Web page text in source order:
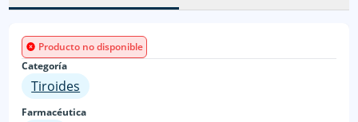
Producto no disponible
Categoría
Tiroides
Farmacéutica